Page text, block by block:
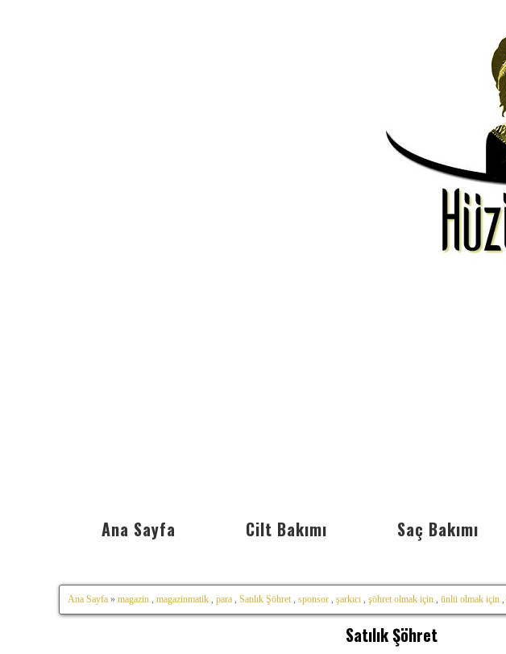
Ana Sayfa Cilt Bakımı Saç Bakımı
Ana Sayfa » magazin , magazinmatik , para , Satılık Şöhret , sponsor , şarkıcı , şöhret olmak için , ünlü olmak için ,
Satılık Şöhret